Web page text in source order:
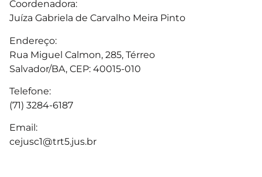
Coordenadora:
Juíza Gabriela de Carvalho Meira Pinto
Endereço:
Rua Miguel Calmon, 285, Térreo
Salvador/BA, CEP: 40015-010
Telefone:
(71) 3284-6187
Email:
cejusc1@trt5.jus.br